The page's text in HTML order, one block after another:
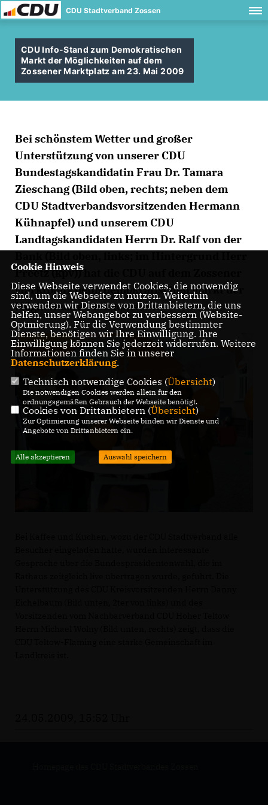
CDU Stadtverband Zossen
CDU Info-Stand zum Demokratischen
Markt der Möglichkeiten auf dem
Zossener Marktplatz am 23. Mai 2009
Bei schönstem Wetter und großer
Unterstützung von unserer CDU
Bundestagskandidatin Frau Dr. Tamara
Zieschang (Bild oben, rechts; neben dem
CDU Stadtverbandsvorsitzenden Hermann
Kühnapfel) und unserem CDU
Landtagskandidaten Herrn Dr. Ralf von der
Preetz (kpv)) hat die CDU auf dem Zossener
Marktplatz beim demokratischen Markt der
Möglichkeiten mitgemacht.
Cookie Hinweis
Diese Webseite verwendet Cookies, die notwendig
sind, um die Webseite zu nutzen. Weiterhin
verwenden wir Dienste von Drittanbietern, die uns
helfen, unser Webangebot zu verbessern (Website-
Optmierung). Für die Verwendung bestimmter
Dienste, benötigen wir Ihre Einwilligung. Ihre
Einwilligung können Sie jederzeit widerrufen. Weitere
Informationen finden Sie in unserer
Datenschutzerklärung.
Technisch notwendige Cookies (Übersicht)
Die notwendigen Cookies werden allein für den
ordnungsgemäßen Gebrauch der Webseite benötigt.
Cookies von Drittanbietern (Übersicht)
Zur Optimierung unserer Webseite binden wir Dienste und
Angebote von Drittanbietern ein.
Alle akzeptieren Auswahl speichern